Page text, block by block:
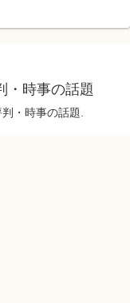
・時事の話題
・時事の話題.